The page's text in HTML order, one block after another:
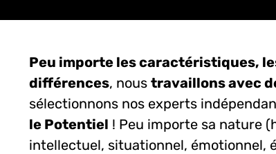
Peu importe les caractéristiques,
différences, nous travaillons avec
sélectionnons nos experts
le Potentiel ! Peu importe sa nature
intellectuel, situationnel, émotionnel,